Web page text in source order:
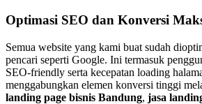
Optimasi SEO dan Konversi
Semua website yang kami buat sudah
pencari seperti Google. Ini termasuk
SEO-friendly serta kecepatan loading
menggabungkan elemen konversi tinggi
landing page bisnis Bandung, jasa